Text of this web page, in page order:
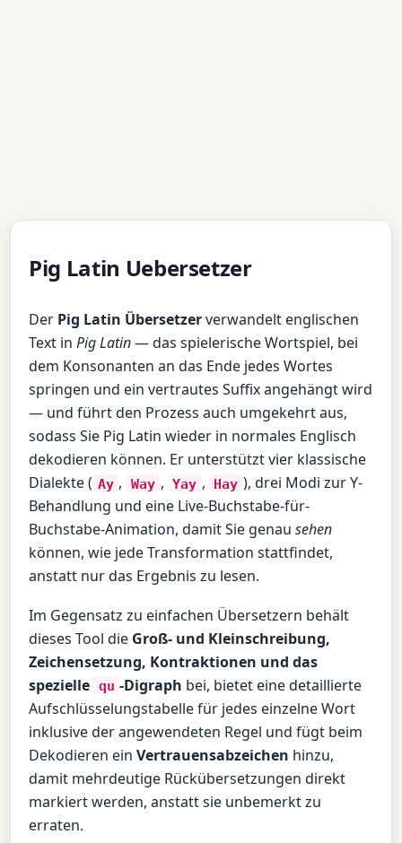
Pig Latin Uebersetzer
Der Pig Latin Übersetzerverwandelt englischen
Text inPig Latin— das spielerische Wortspiel, bei
dem Konsonanten an das Ende jedes Wortes
springen und ein vertrautes Suffix angehängt wird
— und führt den Prozess auch umgekehrt aus,
sodass Sie Pig Latin wieder in normales Englisch
dekodieren können. Er unterstützt vier klassische
Dialekte ( Ay , Way , Yay , Hay ), drei Modi zur Y-
Behandlung und eine Live-Buchstabe-für-
Buchstabe-Animation, damit Sie genausehen
können, wie jede Transformation stattfindet,
anstatt nur das Ergebnis zu lesen.
Im Gegensatz zu einfachen Übersetzern behält
dieses Tool die Groß- und Kleinschreibung,
Zeichensetzung, Kontraktionen und das
spezielle qu -Digraph bei, bietet eine detaillierte
Aufschlüsselungstabelle für jedes einzelne Wort
inklusive der angewendeten Regel und fügt beim
Dekodieren einVertrauensabzeichen hinzu,
damit mehrdeutige Rückübersetzungen direkt
markiert werden, anstatt sie unbemerkt zu
erraten.